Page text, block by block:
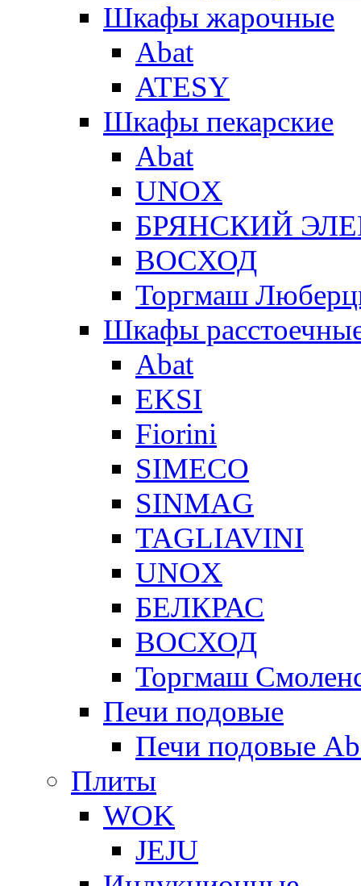
Шкафы жарочные
Abat
ATESY
Шкафы пекарские
Abat
UNOX
БРЯНСКИЙ
ВОСХОД
Торгмаш
Шкафы
Abat
EKSI
Fiorini
SIMECO
SINMAG
TAGLIAVINI
UNOX
БЕЛКРАС
ВОСХОД
Торгмаш
Печи подовые
Печи подовые
Плиты
WOK
JEJU